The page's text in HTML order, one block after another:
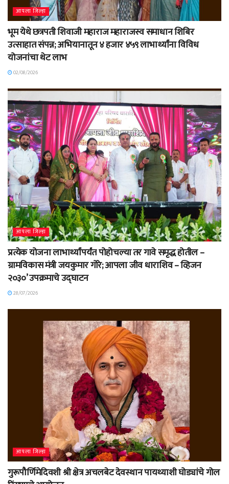
आपला जिल्हा
भूम येथे छत्रपती शिवाजी महाराज महाराजस्व समाधान शिबिर
उत्साहात संपन्न; अभियानातून ४ हजार ४५९ लाभार्थ्यांना विविध
योजनांचा थेट लाभ
02/08/2026
आपला जिल्हा
प्रत्येक योजना लाभार्थ्यांपर्यंत पोहोचल्या तर गावे समृद्ध होतील –
ग्रामविकास मंत्री जयकुमार गोरे; आपला जीव धाराशिव – व्हिजन
२०३०’ उपक्रमाचे उद्घाटन
28/07/2026
आपला जिल्हा
गुरूपौर्णिमेदिवशी श्री क्षेत्र अचलबेट देवस्थान पायथ्याशी घोड्यांचे गोल